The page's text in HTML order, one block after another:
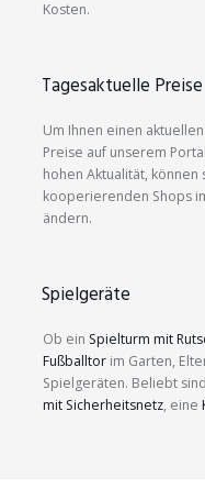
Kosten.
Tagesaktuelle Preise
Um Ihnen einen
Preise auf unserem
hohen Aktualität,
kooperierenden Shops
ändern.
Spielgeräte
Ob ein Spielturm mit
Fußballtor im Garten,
Spielgeräten. Beliebt
mit Sicherheitsnetz, eine